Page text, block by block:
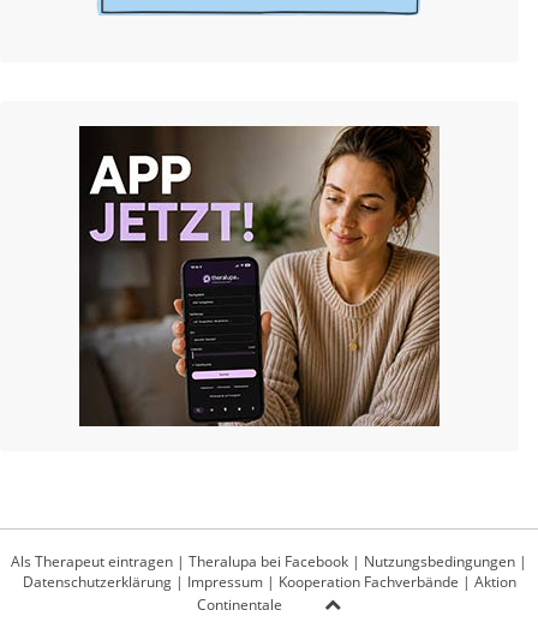
Als Therapeut eintragen | Theralupa bei Facebook | Nutzungsbedingungen |
Datenschutzerklärung| Impressum| Kooperation Fachverbände | Aktion
Continentale